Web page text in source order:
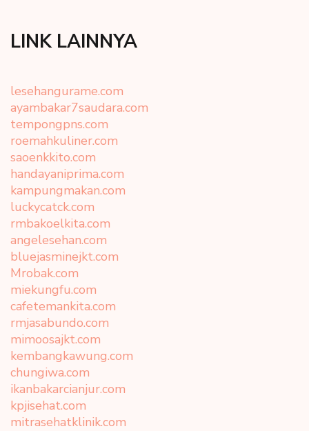
LINK LAINNYA
lesehangurame.com
ayambakar7saudara.com
tempongpns.com
roemahkuliner.com
saoenkkito.com
handayaniprima.com
kampungmakan.com
luckycatck.com
rmbakoelkita.com
angelesehan.com
bluejasminejkt.com
Mrobak.com
miekungfu.com
cafetemankita.com
rmjasabundo.com
mimoosajkt.com
kembangkawung.com
chungiwa.com
ikanbakarcianjur.com
kpjisehat.com
mitrasehatklinik.com